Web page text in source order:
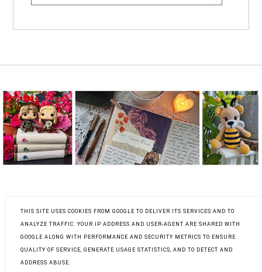
RECENZENCKI O LITERATURZE,
KSIĄŻKACH I CZYTANIU
KAROGRAFIA.PL
THIS SITE USES COOKIES FROM GOOGLE TO DELIVER ITS SERVICES AND TO
ANALYZE TRAFFIC. YOUR IP ADDRESS AND USER-AGENT ARE SHARED WITH
GOOGLE ALONG WITH PERFORMANCE AND SECURITY METRICS TO ENSURE
QUALITY OF SERVICE, GENERATE USAGE STATISTICS, AND TO DETECT AND
ADDRESS ABUSE.